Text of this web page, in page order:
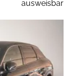
ausweisbar